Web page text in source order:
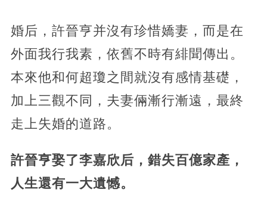
婚后，許晉亨并沒有珍惜嬌妻，而是在
外面我行我素，依舊不時有緋聞傳出。
本來他和何超瓊之間就沒有感情基礎，
加上三觀不同，夫妻倆漸行漸遠，最終
走上失婚的道路。
許晉亨娶了李嘉欣后，錯失百億家產，
人生還有一大遺憾。